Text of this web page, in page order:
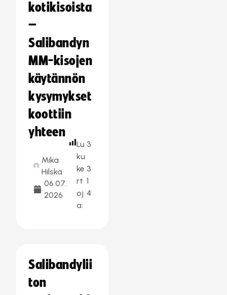
kotikisoista
–
Salibandyn
MM-kisojen
käytännön
kysymykset
koottiin
yhteen
Mika
Hilska
06.07.
2026
Lu
ku
ke
rt
oj
a:
3
3
1
4
Salibandylii
ton